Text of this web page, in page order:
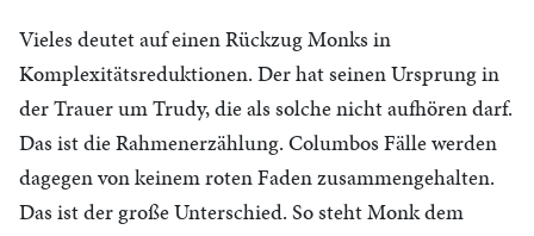
Vieles deutet auf einen Rückzug Monks in
Komplexitätsreduktionen. Der hat seinen Ursprung in
der Trauer um Trudy, die als solche nicht aufhören darf.
Das ist die Rahmenerzählung. Columbos Fälle werden
dagegen von keinem roten Faden zusammengehalten.
Das ist der große Unterschied. So steht Monk dem